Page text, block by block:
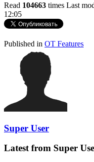
Read 104663 times Last
12:05
http://evruka.com.ua/
Published in OT Features
Super User
Latest from Super